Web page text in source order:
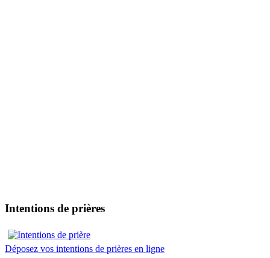
Intentions de prières
Déposez vos intentions de prières en ligne